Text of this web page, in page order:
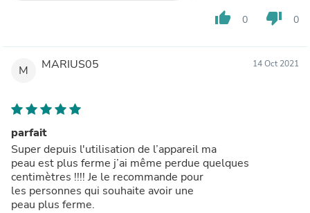
thumb_up 0 thumb_down 0
M MARIUS05 14 Oct 2021
parfait
Super depuis l'utilisation de l’appareil ma
peau est plus ferme j’ai même perdue quelques
centimètres !!!! Je le recommande pour
les personnes qui souhaite avoir une
peau plus ferme.